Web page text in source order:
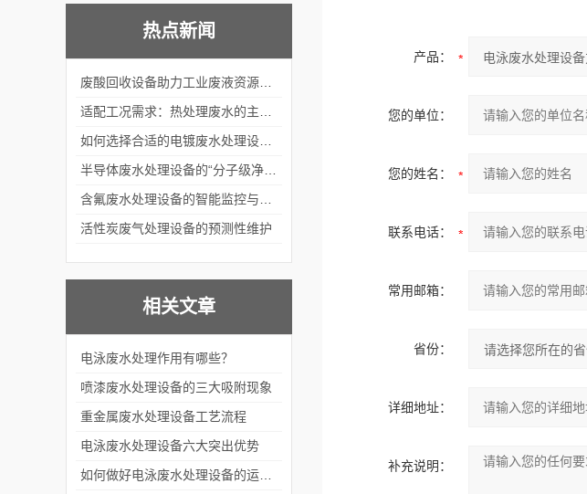
热点新闻
活性炭废气处理设备的预测性维护
相关文章
电泳废水处理作用有哪些？
喷漆废水处理设备的三大吸附现象
重金属废水处理设备工艺流程
电泳废水处理设备六大突出优势
产品：
您的单位：
您的姓名：
联系电话：
常用邮箱：
省份：
详细地址：
补充说明：